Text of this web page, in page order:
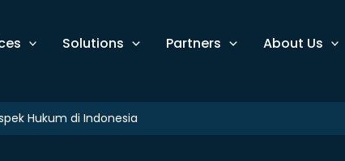
Solutions Partners About Us
Hukum di Indonesia